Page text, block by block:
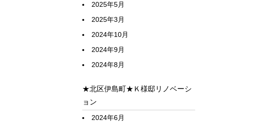
2025年5月
2025年3月
2024年10月
2024年9月
2024年8月
★北区伊島町★Ｋ様邸リノベーシ
ョン
2024年6月